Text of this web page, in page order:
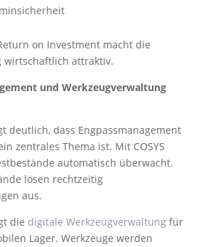
on Investment macht die
wirtschaftlich attraktiv.
und Werkzeugverwaltung
deutlich, dass Engpassmanagement
zentrales Thema ist. Mit COSYS
automatisch überwacht.
lösen rechtzeitig
aus.
die digitale Werkzeugverwaltungfür
Lager. Werkzeuge werden